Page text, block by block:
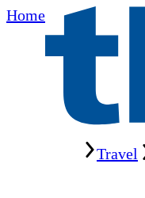
Home
Travel